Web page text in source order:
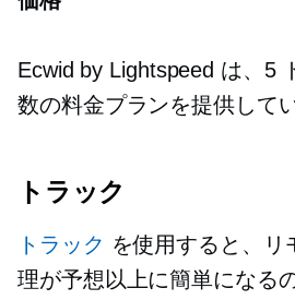
Ecwid by Lightspeed は、5
数の料金プランを提供して
トラック
トラック を使用すると、リ
理が予想以上に簡単になる